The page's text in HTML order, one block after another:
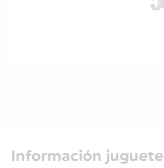
Información juguete